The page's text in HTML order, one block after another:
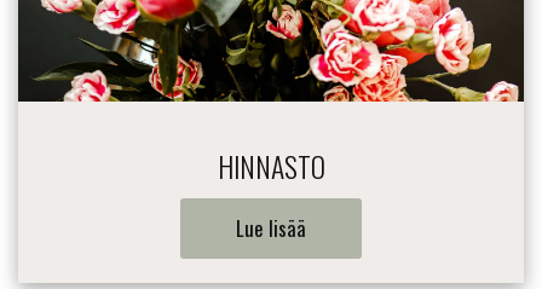
HINNASTO
Lue lisää